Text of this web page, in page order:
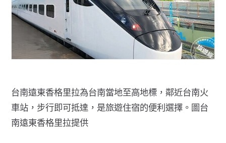
台南遠東香格里拉為台南當地至高地標，鄰近台南火
車站，步行即可抵達，是旅遊住宿的便利選擇。圖台
南遠東香格里拉提供